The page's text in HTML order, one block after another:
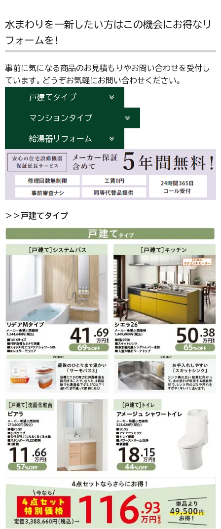
水まわりを一新したい方はこの機会にお得なリ
フォームを！
事前に気になる商品のお見積もりやお問い合わせを受付し
ています。どうぞお気軽にお問い合わせください。
戸建てタイプ
マンションタイプ
給湯器リフォーム
＞＞戸建てタイプ